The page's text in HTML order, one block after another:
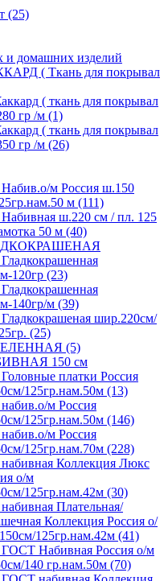
(25)
и домашних изделий
( Ткань для покрывал
( ткань для покрывал
гр /м (1)
( ткань для покрывал
гр /м (26)
Набив.о/м Россия ш.150
м (111)
Набивная ш.220 см / пл. 125
50 м (40)
Гладкокрашенная
120гр (23)
Гладкокрашенная
140гр/м (39)
Гладкокрашеная шир.220см/
(25)
(5)
150 см
Головные платки Россия
125гр.нам.50м (13)
набив.о/м Россия
125гр.нам.50м (146)
набив.о/м Россия
125гр.нам.70м (228)
набивная Коллекция Люкс
о/м
125гр.нам.42м (30)
набивная Плательная/
Коллекция Россия о/
125гр.нам.42м (41)
ГОСТ Набивная Россия о/м
140 гр.нам.50м (70)